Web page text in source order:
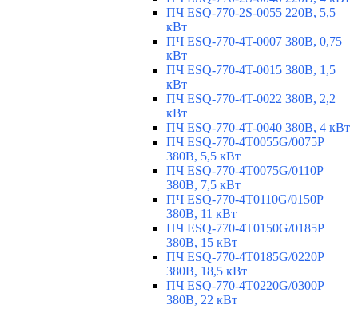
ПЧ ESQ-770-2S-0055 220В, 5,5
кВт
ПЧ ESQ-770-4T-0007 380В, 0,75
кВт
ПЧ ESQ-770-4T-0015 380В, 1,5
кВт
ПЧ ESQ-770-4T-0022 380В, 2,2
кВт
ПЧ ESQ-770-4T-0040 380В, 4 кВт
ПЧ ESQ-770-4T0055G/0075P
380В, 5,5 кВт
ПЧ ESQ-770-4T0075G/0110P
380В, 7,5 кВт
ПЧ ESQ-770-4T0110G/0150P
380В, 11 кВт
ПЧ ESQ-770-4T0150G/0185P
380В, 15 кВт
ПЧ ESQ-770-4T0185G/0220P
380В, 18,5 кВт
ПЧ ESQ-770-4T0220G/0300P
380В, 22 кВт